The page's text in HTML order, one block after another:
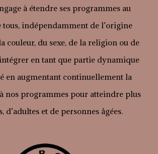
à étendre ses programmes au
tous, indépendamment de l’origine
couleur, du sexe, de la religion ou de
en tant que partie dynamique
en augmentant continuellement la
nos programmes pour atteindre plus
d’adultes et de personnes âgées.